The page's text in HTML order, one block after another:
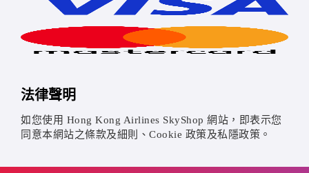
法律聲明
如您使用 Hong Kong Airlines SkyShop 網站，即表示您
同意本網站之條款及細則、Cookie 政策及私隱政策。